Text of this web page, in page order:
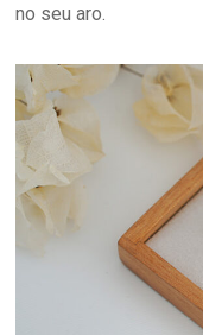
no seu aro.